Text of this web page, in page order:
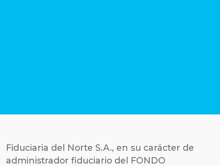
Fiduciaria del Norte S.A., en su carácter de
administrador fiduciario del FONDO